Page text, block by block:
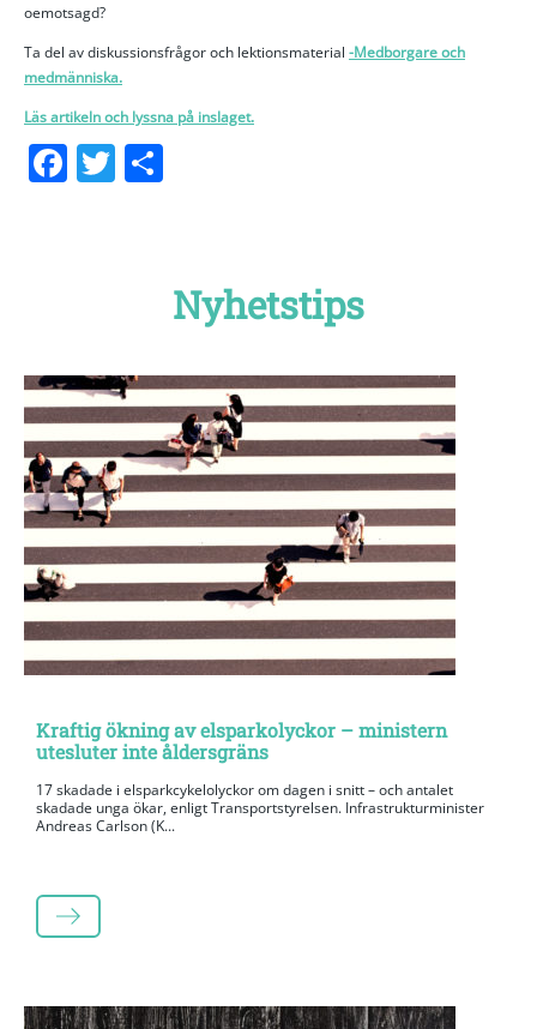
oemotsagd?
Ta del av diskussionsfrågor och lektionsmaterial -Medborgare och
medmänniska.
Läs artikeln och lyssna på inslaget.
Facebook
Twitter
Nyhetstips
Kraftig ökning av elsparkolyckor – ministern
utesluter inte åldersgräns
17 skadade i elsparkcykelolyckor om dagen i snitt – och antalet
skadade unga ökar, enligt Transportstyrelsen. Infrastrukturminister
Andreas Carlson (K...
LÄS MER